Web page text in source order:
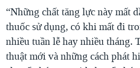
“Những chất tăng lực này mất
thuốc sử dụng, có khi mất đi
nhiều tuần lễ hay nhiều tháng.
thuật mới và những cách phát